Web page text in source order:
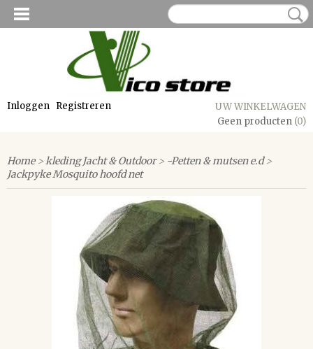
Inloggen Registreren
UW WINKELWAGEN
Geen producten (0)
Home>kleding Jacht & Outdoor> -Petten & mutsen e.d>
Jackpyke Mosquito hoofd net